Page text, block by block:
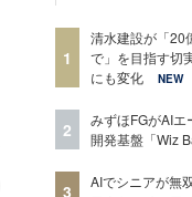
1
清水建設が「20
で」を目指す切
にも変化
NEW
2
みずほFGがAIエ
開発基盤「Wiz
3
AIでシニアが無